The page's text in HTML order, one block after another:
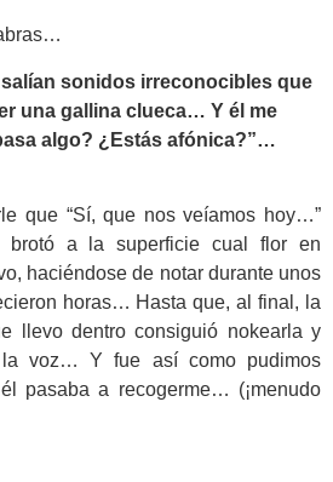
sonidos irreconocibles que
una gallina clueca… Y él me
algo? ¿Estás afónica?”…
que “Sí, que nos veíamos hoy…”
brotó a la superficie cual flor en
haciéndose de notar durante unos
horas… Hasta que, al final, la
llevo dentro consiguió nokearla y
voz… Y fue así como pudimos
pasaba a recogerme… (¡menudo